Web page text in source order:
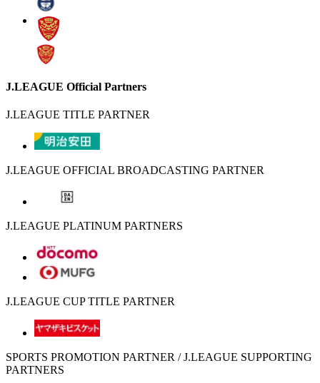
J.LEAGUE Official Partners
J.LEAGUE TITLE PARTNER
J.LEAGUE OFFICIAL BROADCASTING PARTNER
J.LEAGUE PLATINUM PARTNERS
J.LEAGUE CUP TITLE PARTNER
SPORTS PROMOTION PARTNER / J.LEAGUE SUPPORTING
PARTNERS